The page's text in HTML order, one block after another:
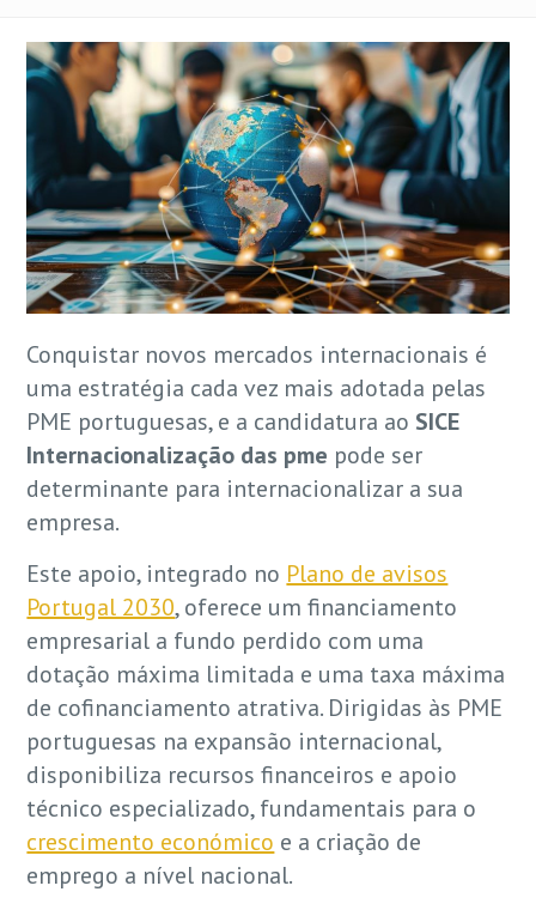
Conquistar novos mercados internacionais é
uma estratégia cada vez mais adotada pelas
PME portuguesas, e a candidatura ao SICE
Internacionalização das pme pode ser
determinante para internacionalizar a sua
empresa.
Este apoio, integrado no Plano de avisos
Portugal 2030, oferece um financiamento
empresarial a fundo perdido com uma
dotação máxima limitada e uma taxa máxima
de cofinanciamento atrativa. Dirigidas às PME
portuguesas na expansão internacional,
disponibiliza recursos financeiros e apoio
técnico especializado, fundamentais para o
crescimento económico e a criação de
emprego a nível nacional.